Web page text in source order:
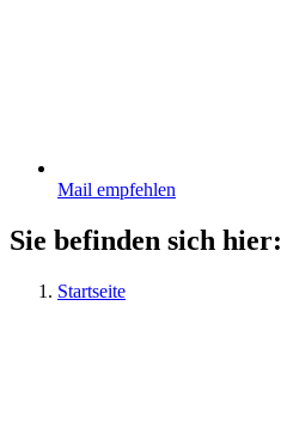
Mail empfehlen
Sie befinden sich hier:
Startseite